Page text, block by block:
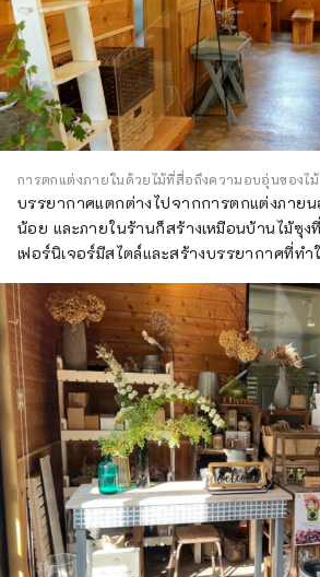
การตกแต่งภายในด้วยไม้ที่สื่อถึงความอบอุ่นของไม้
บรรยากาศแตกต่างไปจากการตกแต่งภายน
น้อย และภายในร้านก็สร้างเหมือนบ้านไม้ซุง
เฟอร์นิเจอร์มีสไตล์และสร้างบรรยากาศที่ท